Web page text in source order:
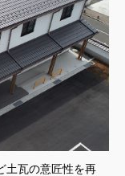
土瓦の意匠性を再